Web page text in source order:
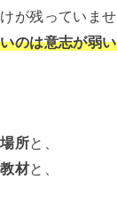
が残っていませ
のは意志が弱
所と、
材と、